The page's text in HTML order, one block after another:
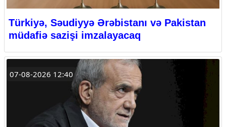
Türkiyə, Səudiyyə Ərəbistanı və Pakistan
müdafiə sazişi imzalayacaq
07-08-2026 12:40